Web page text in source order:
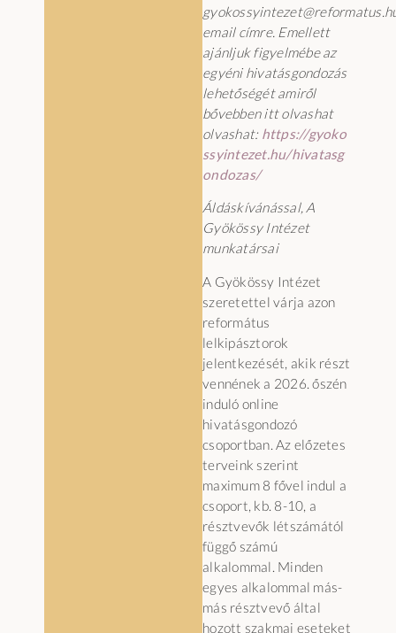
email címre. Emellett
ajánljuk figyelmébe az
egyéni hivatásgondozás
lehetőségét amiről
bővebben itt olvashat
olvashat: https://gyoko
ssyintezet.hu/hivatasg
ondozas/
Áldáskívánással, A
Gyökössy Intézet
munkatársai
A Gyökössy Intézet
szeretettel várja azon
református
lelkipásztorok
jelentkezését, akik részt
vennének a 2026. őszén
induló online
hivatásgondozó
csoportban. Az előzetes
terveink szerint
maximum 8 fővel indul a
csoport, kb. 8-10, a
résztvevők létszámától
függő számú
alkalommal. Minden
egyes alkalommal más-
más résztvevő által
hozott szakmai eseteket